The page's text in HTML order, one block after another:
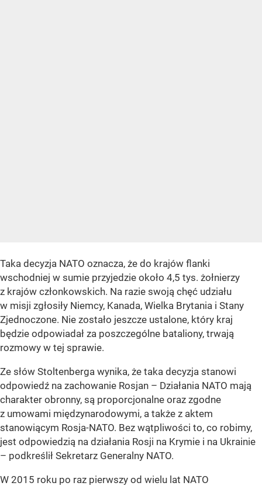
Taka decyzja NATO oznacza, że do krajów flanki
wschodniej w sumie przyjedzie około 4,5 tys. żołnierzy
z krajów członkowskich. Na razie swoją chęć udziału
w misji zgłosiły Niemcy, Kanada, Wielka Brytania i Stany
Zjednoczone. Nie zostało jeszcze ustalone, który kraj
będzie odpowiadał za poszczególne bataliony, trwają
rozmowy w tej sprawie.
Ze słów Stoltenberga wynika, że taka decyzja stanowi
odpowiedź na zachowanie Rosjan – Działania NATO mają
charakter obronny, są proporcjonalne oraz zgodne
z umowami międzynarodowymi, a także z aktem
stanowiącym Rosja-NATO. Bez wątpliwości to, co robimy,
jest odpowiedzią na działania Rosji na Krymie i na Ukrainie
– podkreślił Sekretarz Generalny NATO.
W 2015 roku po raz pierwszy od wielu lat NATO